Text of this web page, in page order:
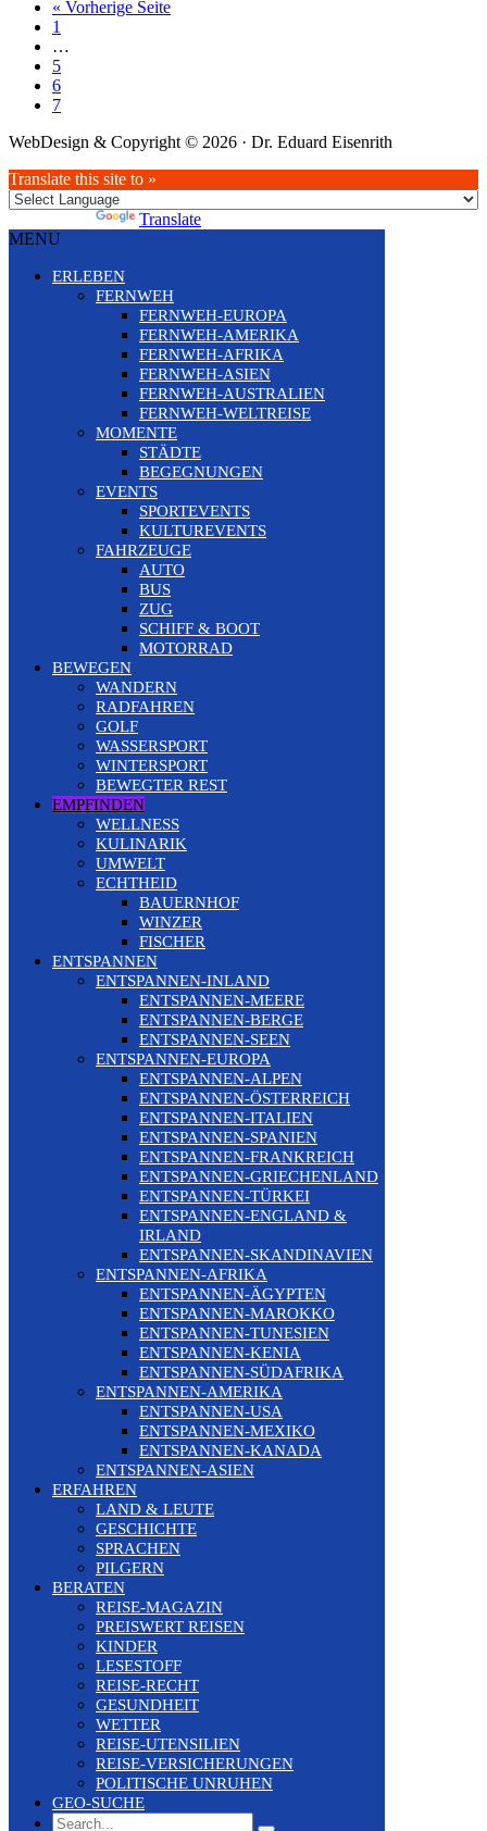
« Vorherige Seiteaufrufen
Seite
1
Zwischenseiten
…
Seite
5
Seite
6
Seite
7
WebDesign & Copyright © 2026 · Dr. Eduard Eisenrith
Translate this site to »
Translate
MENU
ERLEBEN
FERNWEH
FERNWEH-EUROPA
FERNWEH-AMERIKA
FERNWEH-AFRIKA
FERNWEH-ASIEN
FERNWEH-AUSTRALIEN
FERNWEH-WELTREISE
MOMENTE
STÄDTE
BEGEGNUNGEN
EVENTS
SPORTEVENTS
KULTUREVENTS
FAHRZEUGE
AUTO
BUS
ZUG
SCHIFF & BOOT
MOTORRAD
BEWEGEN
WANDERN
RADFAHREN
GOLF
WASSERSPORT
WINTERSPORT
BEWEGTER REST
EMPFINDEN
WELLNESS
KULINARIK
UMWELT
ECHTHEID
BAUERNHOF
WINZER
FISCHER
ENTSPANNEN
ENTSPANNEN-INLAND
ENTSPANNEN-MEERE
ENTSPANNEN-BERGE
ENTSPANNEN-SEEN
ENTSPANNEN-EUROPA
ENTSPANNEN-ALPEN
ENTSPANNEN-ÖSTERREICH
ENTSPANNEN-ITALIEN
ENTSPANNEN-SPANIEN
ENTSPANNEN-FRANKREICH
ENTSPANNEN-GRIECHENLAND
ENTSPANNEN-TÜRKEI
ENTSPANNEN-ENGLAND &
IRLAND
ENTSPANNEN-SKANDINAVIEN
ENTSPANNEN-AFRIKA
ENTSPANNEN-ÄGYPTEN
ENTSPANNEN-MAROKKO
ENTSPANNEN-TUNESIEN
ENTSPANNEN-KENIA
ENTSPANNEN-SÜDAFRIKA
ENTSPANNEN-AMERIKA
ENTSPANNEN-USA
ENTSPANNEN-MEXIKO
ENTSPANNEN-KANADA
ENTSPANNEN-ASIEN
ERFAHREN
LAND & LEUTE
GESCHICHTE
SPRACHEN
PILGERN
BERATEN
REISE-MAGAZIN
PREISWERT REISEN
KINDER
LESESTOFF
REISE-RECHT
GESUNDHEIT
WETTER
REISE-UTENSILIEN
REISE-VERSICHERUNGEN
POLITISCHE UNRUHEN
GEO-SUCHE
Search